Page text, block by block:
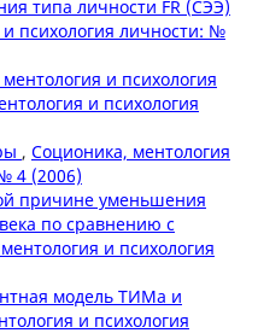
типа личности FR (СЭЭ)
психология личности: №
и психология
и психология
, Соционика, ментология
4 (2006)
причине уменьшения
по сравнению с
и психология
модель ТИМа и
и психология